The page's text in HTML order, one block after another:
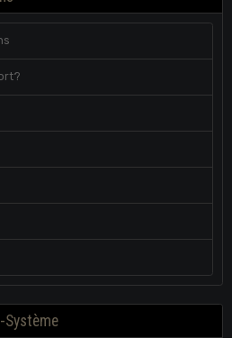
Système